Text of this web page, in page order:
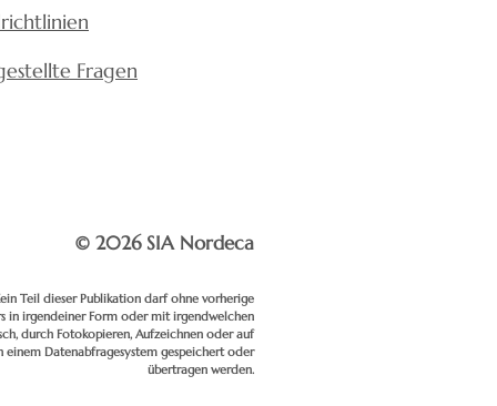
Fragen
© 2026 SIA Nordeca
Teil dieser Publikation darf ohne vorherige
in irgendeiner Form oder mit irgendwelchen
durch Fotokopieren, Aufzeichnen oder auf
einem Datenabfragesystem gespeichert oder
übertragen werden.